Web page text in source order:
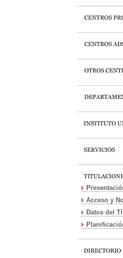
Acceso y
Datos del